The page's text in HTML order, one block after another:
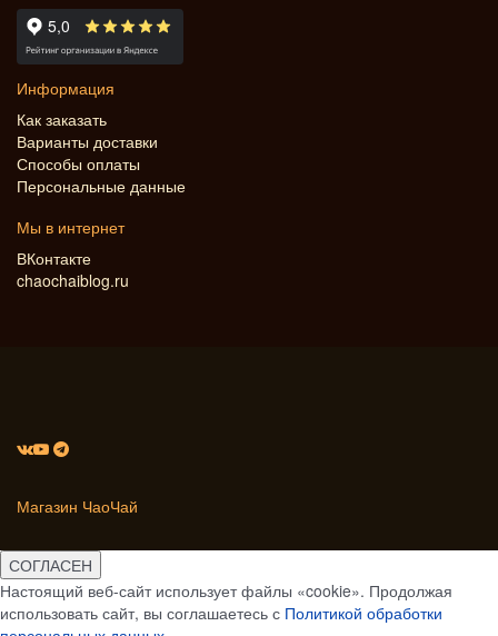
Информация
Как заказать
Варианты доставки
Способы оплаты
Персональные данные
Мы в интернет
ВКонтакте
chaochaiblog.ru
Магазин ЧаоЧай
СОГЛАСЕН
Настоящий веб-сайт использует файлы «cookie». Продолжая
использовать сайт, вы соглашаетесь с Политикой обработки